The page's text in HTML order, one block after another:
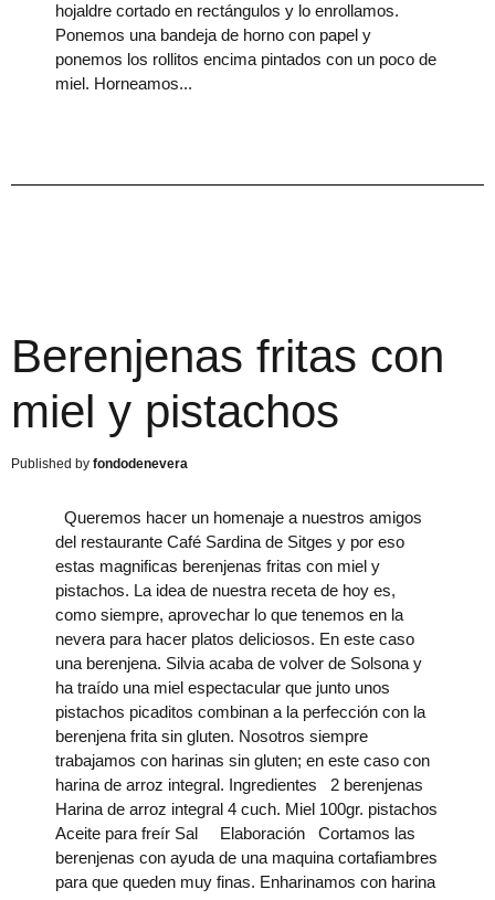
hojaldre cortado en rectángulos y lo enrollamos.
Ponemos una bandeja de horno con papel y
ponemos los rollitos encima pintados con un poco de
miel. Horneamos
Berenjenas fritas con
miel y pistachos
fondodenevera
Queremos hacer un homenaje a nuestros amigos
del restaurante Café Sardina de Sitges y por eso
estas magnificas berenjenas fritas con miel y
pistachos. La idea de nuestra receta de hoy es,
como siempre, aprovechar lo que tenemos en la
nevera para hacer platos deliciosos. En este caso
una berenjena. Silvia acaba de volver de Solsona y
ha traído una miel espectacular que junto unos
pistachos picaditos combinan a la perfección con la
berenjena frita sin gluten. Nosotros siempre
trabajamos con harinas sin gluten; en este caso con
harina de arroz integral. Ingredientes 2 berenjenas
Harina de arroz integral 4 cuch. Miel 100gr. pistachos
Aceite para freír Sal Elaboración Cortamos las
berenjenas con ayuda de una maquina cortafiambres
para que queden muy finas. Enharinamos con harina